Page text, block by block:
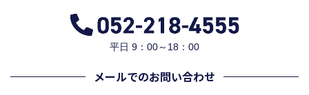
平日 9：00～18：00
メールでのお問い合わせ